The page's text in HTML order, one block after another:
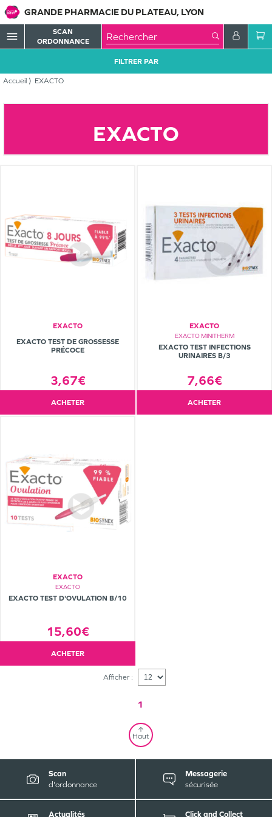
GRANDE PHARMACIE DU PLATEAU, LYON
menu
SCAN
ORDONNANCE
Accueil EXACTO
FILTRER PAR
EXACTO
EXACTO
EXACTO TEST DE GROSSESSE
PRÉCOCE
3,67€
ACHETER
EXACTO
EXACTO MINITHERM
EXACTO TEST INFECTIONS
URINAIRES B/3
7,66€
ACHETER
EXACTO
EXACTO
EXACTO TEST D'OVULATION B/10
15,60€
ACHETER
Afficher :
1
Haut
Scan
d'ordonnance
Messagerie
sécurisée
Actualités
Click and Collect